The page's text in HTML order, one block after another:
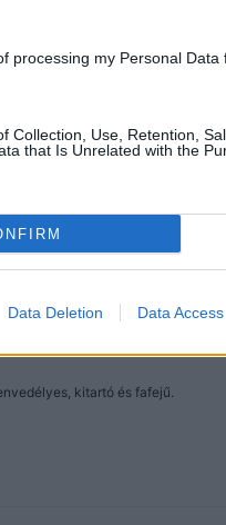
processing my Personal Data
Collection, Use, Retention,
that Is Unrelated with the
Data Deletion Data Access
20 perc múlva bent
kitartó és fafejű.